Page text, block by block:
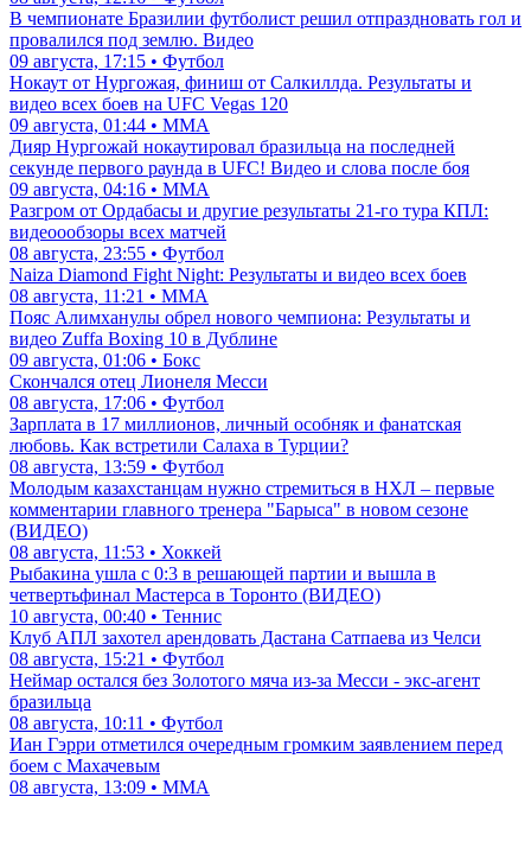
В чемпионате Бразилии футболист решил отпраздновать гол и
провалился под землю. Видео
09 августа, 17:15 • Футбол
Нокаут от Нургожая, финиш от Салкиллда. Результаты и
видео всех боев на UFC Vegas 120
09 августа, 01:44 • ММА
Дияр Нургожай нокаутировал бразильца на последней
секунде первого раунда в UFC! Видео и слова после боя
09 августа, 04:16 • ММА
Разгром от Ордабасы и другие результаты 21-го тура КПЛ:
видеоообзоры всех матчей
08 августа, 23:55 • Футбол
Naiza Diamond Fight Night: Результаты и видео всех боев
08 августа, 11:21 • ММА
Пояс Алимханулы обрел нового чемпиона: Результаты и
видео Zuffa Boxing 10 в Дублине
09 августа, 01:06 • Бокс
Скончался отец Лионеля Месси
08 августа, 17:06 • Футбол
Зарплата в 17 миллионов, личный особняк и фанатская
любовь. Как встретили Салаха в Турции?
08 августа, 13:59 • Футбол
Молодым казахстанцам нужно стремиться в НХЛ – первые
комментарии главного тренера "Барыса" в новом сезоне
(ВИДЕО)
08 августа, 11:53 • Хоккей
Рыбакина ушла с 0:3 в решающей партии и вышла в
четвертьфинал Мастерса в Торонто (ВИДЕО)
10 августа, 00:40 • Теннис
Клуб АПЛ захотел арендовать Дастана Сатпаева из Челси
08 августа, 15:21 • Футбол
Неймар остался без Золотого мяча из-за Месси - экс-агент
бразильца
08 августа, 10:11 • Футбол
Иан Гэрри отметился очередным громким заявлением перед
боем с Махачевым
08 августа, 13:09 • ММА